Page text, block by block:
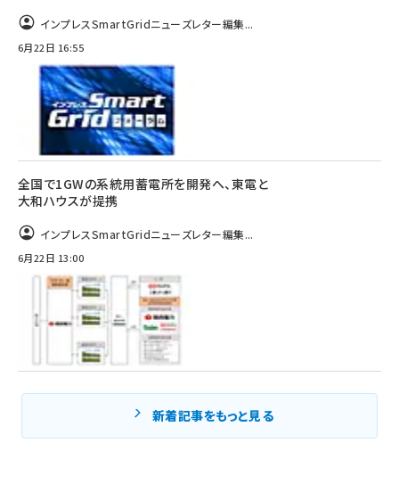
インプレスSmartGridニューズレター編集...
6月22日 16:55
全国で1GWの系統用蓄電所を開発へ、東電と
大和ハウスが提携
インプレスSmartGridニューズレター編集...
6月22日 13:00
新着記事をもっと見る